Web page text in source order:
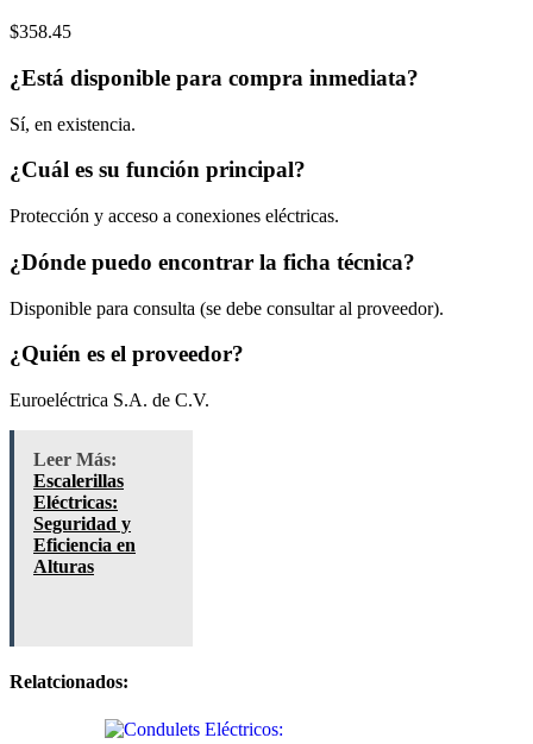
$358.45
¿Está disponible para compra inmediata?
Sí, en existencia.
¿Cuál es su función principal?
Protección y acceso a conexiones eléctricas.
¿Dónde puedo encontrar la ficha técnica?
Disponible para consulta (se debe consultar al proveedor).
¿Quién es el proveedor?
Euroeléctrica S.A. de C.V.
Leer Más:
Escalerillas
Eléctricas:
Seguridad y
Eficiencia en
Alturas
Relatcionados: